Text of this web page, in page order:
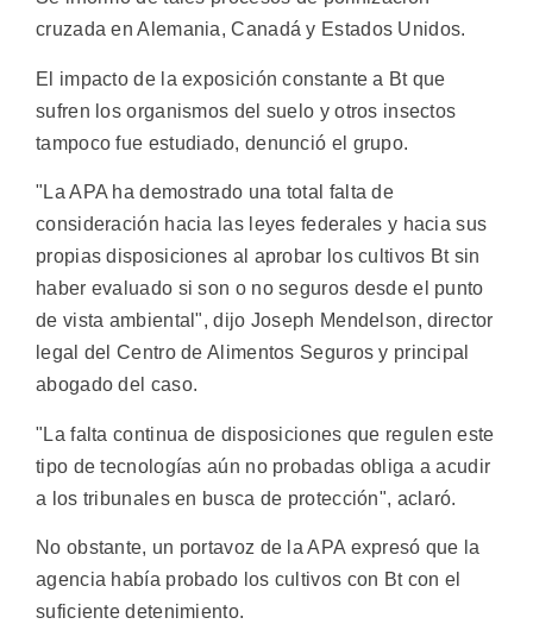
cruzada en Alemania, Canadá y Estados Unidos.
El impacto de la exposición constante a Bt que
sufren los organismos del suelo y otros insectos
tampoco fue estudiado, denunció el grupo.
"La APA ha demostrado una total falta de
consideración hacia las leyes federales y hacia sus
propias disposiciones al aprobar los cultivos Bt sin
haber evaluado si son o no seguros desde el punto
de vista ambiental", dijo Joseph Mendelson, director
legal del Centro de Alimentos Seguros y principal
abogado del caso.
"La falta continua de disposiciones que regulen este
tipo de tecnologías aún no probadas obliga a acudir
a los tribunales en busca de protección", aclaró.
No obstante, un portavoz de la APA expresó que la
agencia había probado los cultivos con Bt con el
suficiente detenimiento.